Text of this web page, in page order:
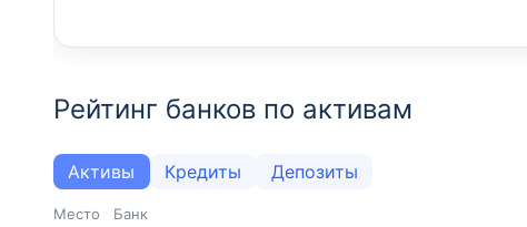
Рейтинг банков по активам
Активы Кредиты Депозиты
Место Банк